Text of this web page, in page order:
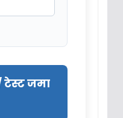
टेस्ट जमा